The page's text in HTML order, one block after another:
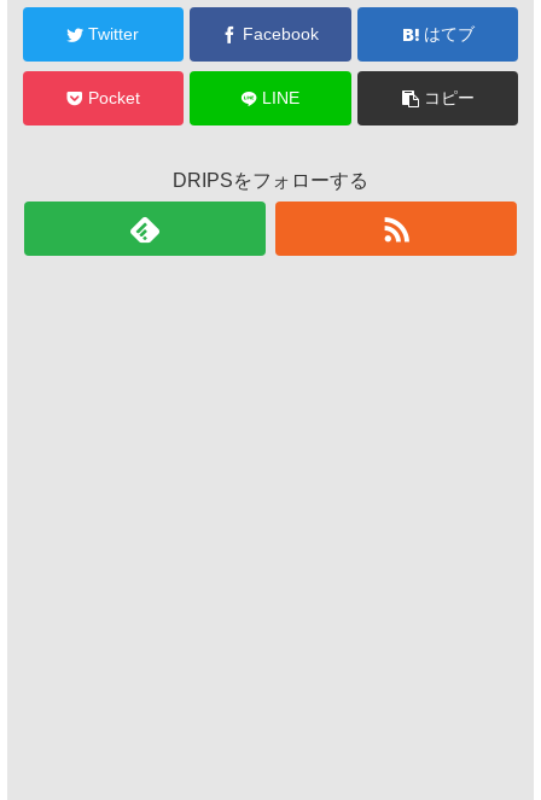
Twitter Facebook はてブ
Pocket LINE コピー
DRIPSをフォローする